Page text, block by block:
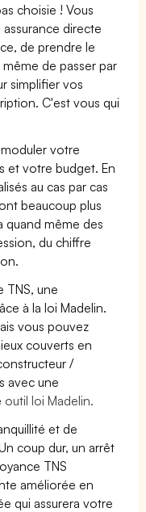
choisie ! Vous
directe
de prendre le
de passer par
simplifier vos
C'est vous qui
votre
et votre budget. En
au cas par cas
beaucoup plus
quand même des
du chiffre
TNS, une
à la loi Madelin.
vous pouvez
couverts en
/
avec une
outil loi Madelin.
et de
coup dur, un arrêt
TNS
améliorée en
qui assurera votre